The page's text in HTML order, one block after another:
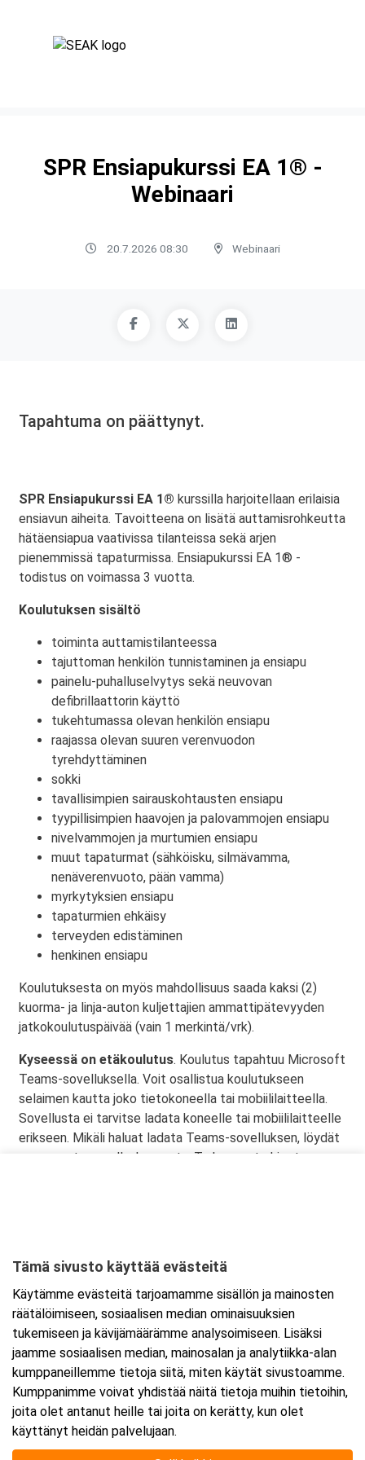
SPR Ensiapukurssi EA 1® -
Webinaari
20.7.2026 08:30 Webinaari
Tapahtuma on päättynyt.
SPR Ensiapukurssi EA 1® kurssilla harjoitellaan erilaisia
ensiavun aiheita. Tavoitteena on lisätä auttamisrohkeutta
hätäensiapua vaativissa tilanteissa sekä arjen
pienemmissä tapaturmissa. Ensiapukurssi EA 1® -
todistus on voimassa 3 vuotta.
Koulutuksen sisältö
toiminta auttamistilanteessa
tajuttoman henkilön tunnistaminen ja ensiapu
painelu-puhalluselvytys sekä neuvovan
defibrillaattorin käyttö
tukehtumassa olevan henkilön ensiapu
raajassa olevan suuren verenvuodon
tyrehdyttäminen
sokki
tavallisimpien sairauskohtausten ensiapu
tyypillisimpien haavojen ja palovammojen ensiapu
nivelvammojen ja murtumien ensiapu
muut tapaturmat (sähköisku, silmävamma,
nenäverenvuoto, pään vamma)
myrkytyksien ensiapu
tapaturmien ehkäisy
terveyden edistäminen
henkinen ensiapu
Koulutuksesta on myös mahdollisuus saada kaksi (2)
kuorma- ja linja-auton kuljettajien ammattipätevyyden
jatkokoulutuspäivää (vain 1 merkintä/vrk).
Kyseessä on etäkoulutus. Koulutus tapahtuu Microsoft
Teams-sovelluksella. Voit osallistua koulutukseen
selaimen kautta joko tietokoneella tai mobiililaitteella.
Sovellusta ei tarvitse ladata koneelle tai mobiililaitteelle
erikseen. Mikäli haluat ladata Teams-sovelluksen, löydät
sen omasta sovelluskaupasta. Tarkemmat ohjeet
Ajankohta
Alkaa:20.7.2026 08:30
Päättyy:21.7.2026 15:30
Lisää tapahtuma kalenteriisi
Tämä sivusto käyttää evästeitä
Käytämme evästeitä tarjoamamme sisällön ja mainosten
räätälöimiseen, sosiaalisen median ominaisuuksien
tukemiseen ja kävijämäärämme analysoimiseen. Lisäksi
jaamme sosiaalisen median, mainosalan ja analytiikka-alan
kumppaneillemme tietoja siitä, miten käytät sivustoamme.
Kumppanimme voivat yhdistää näitä tietoja muihin tietoihin,
joita olet antanut heille tai joita on kerätty, kun olet
käyttänyt heidän palvelujaan.